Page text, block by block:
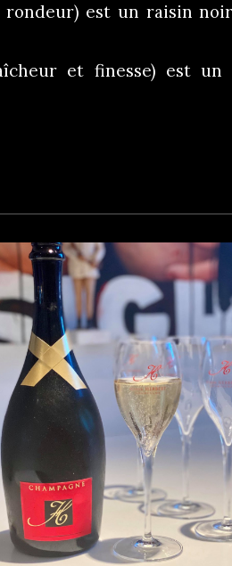
est un raisin
et finesse) est un